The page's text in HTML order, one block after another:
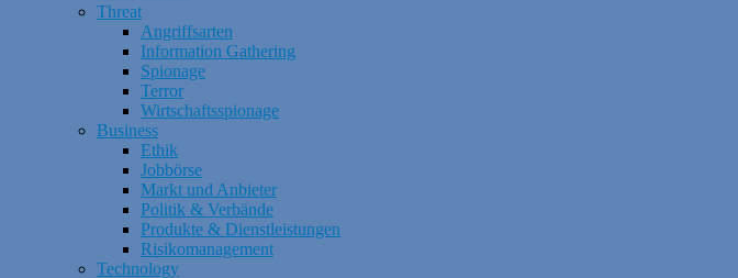
Threat
Angriffsarten
Information Gathering
Spionage
Terror
Wirtschaftsspionage
Business
Ethik
Jobbörse
Markt und Anbieter
Politik & Verbände
Produkte & Dienstleistungen
Risikomanagement
Technology